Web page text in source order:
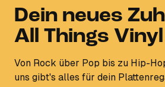
Dein neues
All Things Vinyl
Von Rock über Pop bis zu Hip-
uns gibt's alles für dein